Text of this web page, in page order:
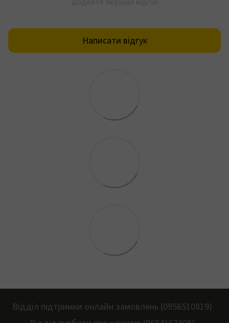
Написати відгук
Відділ підтримки онлайн замовлень (0956510819)